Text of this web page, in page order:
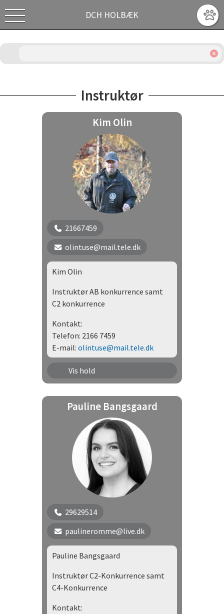
DCH HOLBÆK
Instruktør
Kim Olin
21667459
olintuse@mail.tele.dk
Kim Olin
Instruktør AB konkurrence samt
C2 konkurrence
Kontakt:
Telefon: 2166 7459
E-mail: olintuse@mail.tele.dk
Vis hold
Træning - DcH Program ABE-
konkurrence
Træning - DcH - Program C2-
konkurrence
Træning - DcH Program C4-
Nye konkurrence
Pauline Bangsgaard
29629514
paulineromme@live.dk
Pauline Bangsgaard
Instruktør C2-Konkurrence samt
C4-Konkurrence
Kontakt: